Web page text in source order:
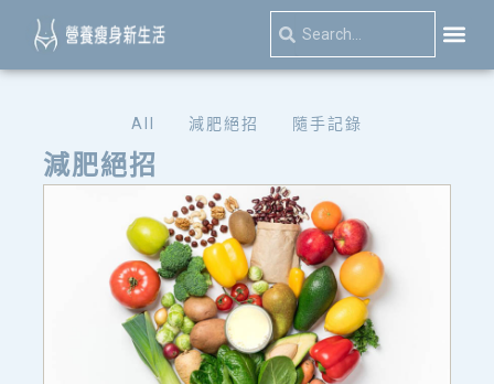
主
Search
All 減肥絕招 隨手記錄
減肥絕招